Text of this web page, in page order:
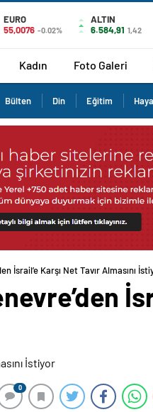
EURO
55,0076 -0.02%
ALTIN
6.584,91 1,42
Kadın Foto Galeri
Bülten Din Eğitim
İsrail’e Karşı Net Tavır Almasını
0